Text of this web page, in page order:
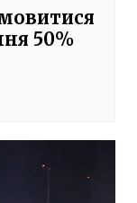
50%